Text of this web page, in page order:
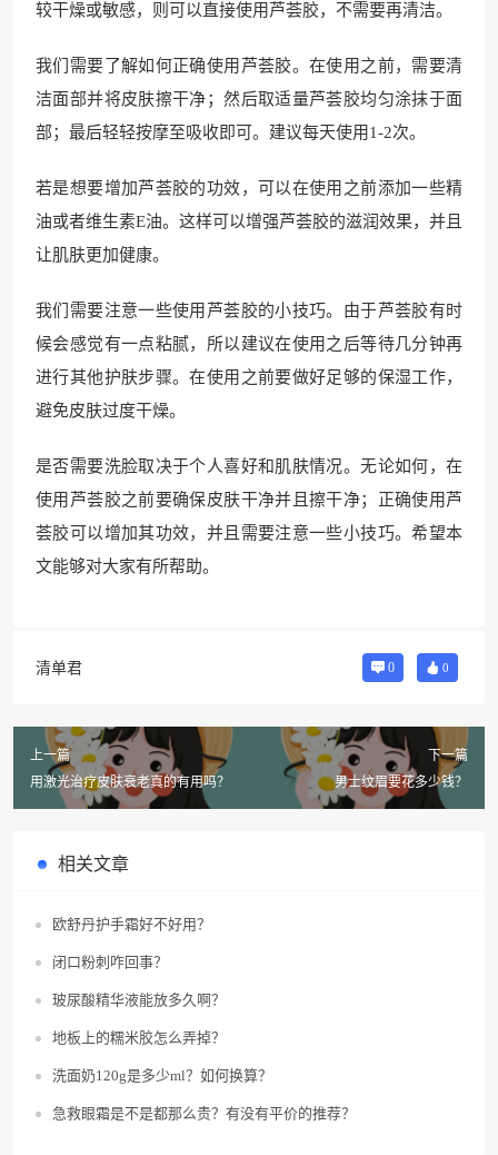
较干燥或敏感，则可以直接使用芦荟胶，不需要再清洁。
我们需要了解如何正确使用芦荟胶。在使用之前，需要清
洁面部并将皮肤擦干净；然后取适量芦荟胶均匀涂抹于面
部；最后轻轻按摩至吸收即可。建议每天使用1-2次。
若是想要增加芦荟胶的功效，可以在使用之前添加一些精
油或者维生素E油。这样可以增强芦荟胶的滋润效果，并且
让肌肤更加健康。
我们需要注意一些使用芦荟胶的小技巧。由于芦荟胶有时
候会感觉有一点粘腻，所以建议在使用之后等待几分钟再
进行其他护肤步骤。在使用之前要做好足够的保湿工作，
避免皮肤过度干燥。
是否需要洗脸取决于个人喜好和肌肤情况。无论如何，在
使用芦荟胶之前要确保皮肤干净并且擦干净；正确使用芦
荟胶可以增加其功效，并且需要注意一些小技巧。希望本
文能够对大家有所帮助。
清单君 0 0
上一篇
用激光治疗皮肤衰老真的有用吗？
下一篇
男士纹眉要花多少钱？
相关文章
欧舒丹护手霜好不好用？
闭口粉刺咋回事？
玻尿酸精华液能放多久啊？
地板上的糯米胶怎么弄掉？
洗面奶120g是多少ml？如何换算？
急救眼霜是不是都那么贵？有没有平价的推荐？